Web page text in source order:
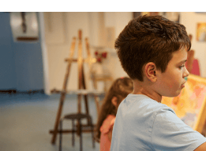
Kliknij, aby powiększyć